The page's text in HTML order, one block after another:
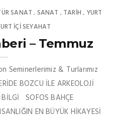
SANAT , SANAT , TARİH , YURT
İÇİ SEYAHAT
– Temmuz
Seminerlerimiz & Turlarımız
BOZCU İLE ARKEOLOJİ
BİLGİ SOFOS BAHÇE
EN BÜYÜK HİKAYESİ